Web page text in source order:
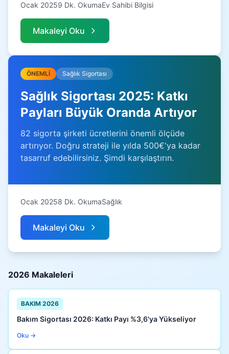
Ocak 20259 Dk. OkumaEv Sahibi Bilgisi
Makaleyi Oku
ÖNEMLİ Sağlık Sigortası
Sağlık Sigortası 2025: Katkı
Payları Büyük Oranda Artıyor
82 sigorta şirketi ücretlerini önemli ölçüde
artırıyor. Doğru strateji ile yılda 500€'ya kadar
tasarruf edebilirsiniz. Şimdi karşılaştırın.
Ocak 20258 Dk. OkumaSağlık
Makaleyi Oku
2026 Makaleleri
BAKIM 2026
Bakım Sigortası 2026: Katkı Payı %3,6'ya Yükseliyor
Oku →